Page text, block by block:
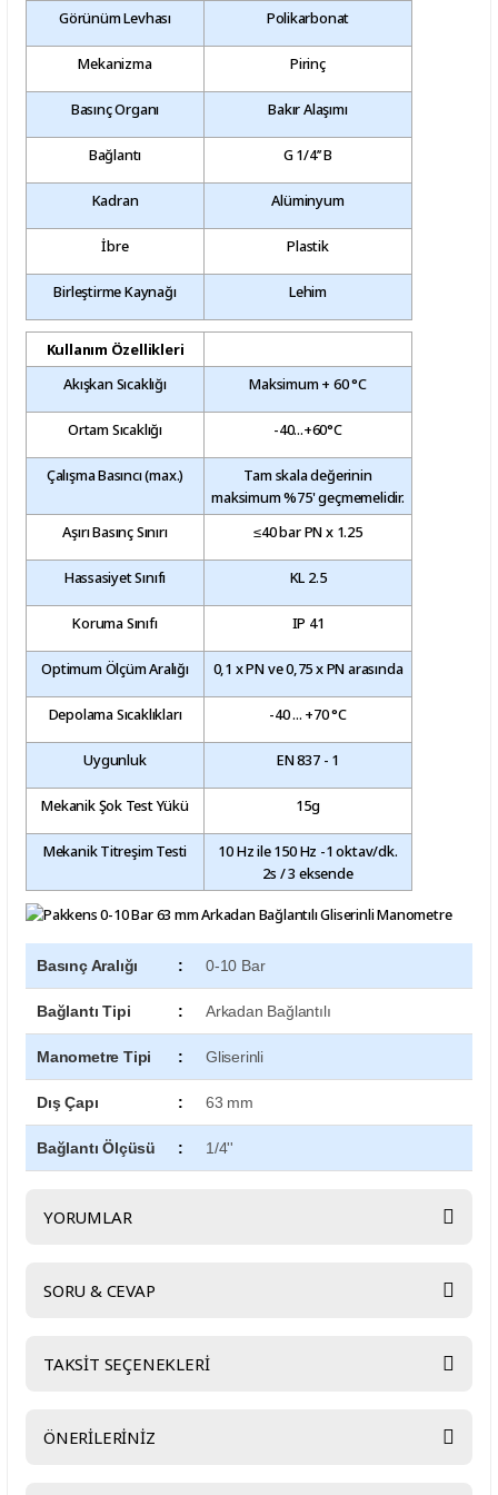
Görünüm Levhası Polikarbonat
Mekanizma Pirinç
Basınç Organı Bakır Alaşımı
Bağlantı G 1/4’’ B
Kadran Alüminyum
İbre Plastik
Birleştirme Kaynağı Lehim
Kullanım Özellikleri
Akışkan Sıcaklığı
Maksimum + 60 °C
Ortam Sıcaklığı -40...+60°C
Çalışma Basıncı (max.)
Tam skala değerinin
maksimum %75' geçmemelidir.
Aşırı Basınç Sınırı
≤40 bar PN x 1.25
Hassasiyet Sınıfı KL 2.5
Koruma Sınıfı IP 41
Optimum Ölçüm Aralığı 0,1 x PN ve 0,75 x PN arasında
Depolama Sıcaklıkları -40 ... +70 °C
Uygunluk EN 837 - 1
Mekanik Şok Test Yükü 15g
Mekanik Titreşim Testi
10 Hz ile 150 Hz -1 oktav/dk.
2s / 3 eksende
Basınç Aralığı : 0-10 Bar
Bağlantı Tipi : Arkadan Bağlantılı
Manometre Tipi : Gliserinli
Dış Çapı : 63 mm
Bağlantı Ölçüsü : 1/4''
YORUMLAR
SORU & CEVAP
TAKSİT SEÇENEKLERİ
ÖNERİLERİNİZ